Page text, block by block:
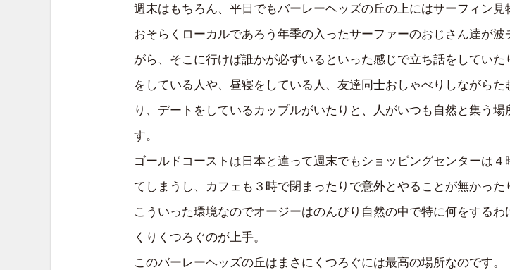
週末はもちろん、平日でもバーレーヘッズの丘の上にはサーフィン見
おそらくローカルであろう年季の入ったサーファーのおじさん達が波
がら、そこに行けば誰かが必ずいるといった感じで立ち話をしていた
をしている人や、昼寝をしている人、友達同士おしゃべりしながらた
り、デートをしているカップルがいたりと、人がいつも自然と集う場
す。
ゴールドコーストは日本と違って週末でもショッピングセンターは４
てしまうし、カフェも３時で閉まったりで意外とやることが無かった
こういった環境なのでオージーはのんびり自然の中で特に何をするわ
くりくつろぐのが上手。
このバーレーヘッズの丘はまさにくつろぐには最高の場所なのです。